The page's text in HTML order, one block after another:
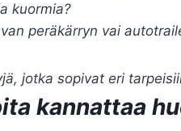
kuormia?
peräkärryn vai
jotka sopivat eri
kannattaa